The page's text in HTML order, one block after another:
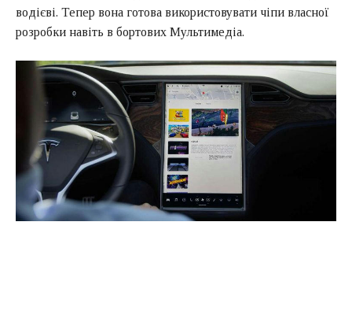
водієві. Тепер вона готова використовувати чіпи власної
розробки навіть в бортових Мультимедіа.